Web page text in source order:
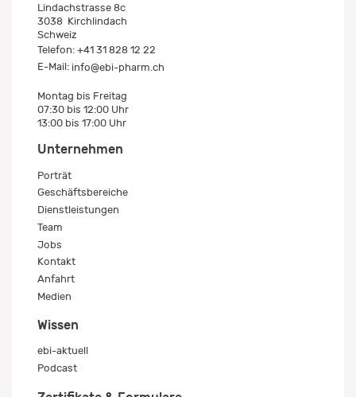
Lindachstrasse 8c
3038 Kirchlindach
Schweiz
Telefon: +41 31 828 12 22
E-Mail: info@ebi-pharm.ch
Montag bis Freitag
07:30 bis 12:00 Uhr
13:00 bis 17:00 Uhr
Unternehmen
Porträt
Geschäftsbereiche
Dienstleistungen
Team
Jobs
Kontakt
Anfahrt
Medien
Wissen
ebi-aktuell
Podcast